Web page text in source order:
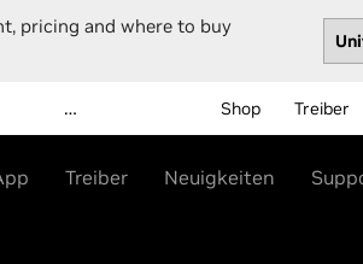
pricing and where to buy
… Shop Treiber
Treiber Neuigkeiten